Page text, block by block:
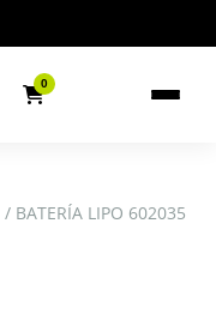
0
/ BATERÍA LIPO 602035